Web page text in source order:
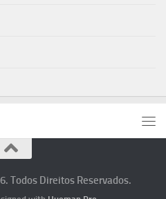
Todos Direitos Reservados.